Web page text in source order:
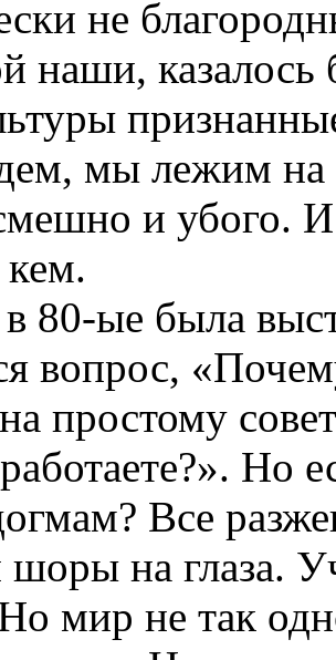
не
наши, казалось
мы лежим на
и убого.
кем.
80-ые была
вопрос,
простому
Но
Все
шоры на глаза.
мир не так